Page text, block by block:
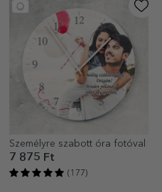
Személyre szabott óra fotóval
7 875 Ft
(177)